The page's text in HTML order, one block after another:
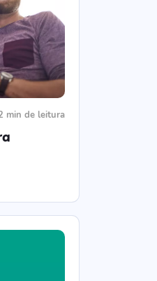
min de leitura